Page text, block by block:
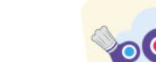
vendredi 14 août 2026 inclus.